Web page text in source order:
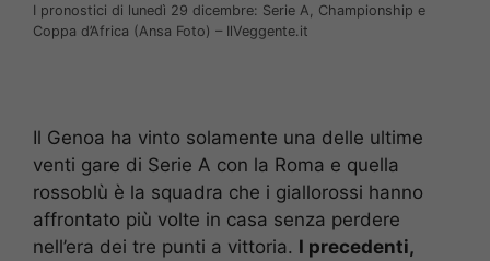
I pronostici di lunedì 29 dicembre: Serie A, Championship e
Coppa d’Africa (Ansa Foto) – IlVeggente.it
Il Genoa ha vinto solamente una delle ultime
venti gare di Serie A con la Roma e quella
rossoblù è la squadra che i giallorossi hanno
affrontato più volte in casa senza perdere
nell’era dei tre punti a vittoria. I precedenti,